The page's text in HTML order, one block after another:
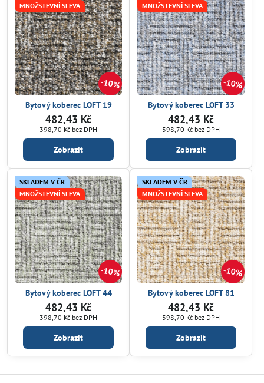
10%
MNOŽSTEVNÍ SLEVA
Bytový koberec LOFT 19
482,43 Kč
398,70 Kč bez DPH
Zobrazit
10%
MNOŽSTEVNÍ SLEVA
Bytový koberec LOFT 33
482,43 Kč
398,70 Kč bez DPH
Zobrazit
10%
SKLADEM V ČR
MNOŽSTEVNÍ SLEVA
Bytový koberec LOFT 44
482,43 Kč
398,70 Kč bez DPH
Zobrazit
10%
SKLADEM V ČR
MNOŽSTEVNÍ SLEVA
Bytový koberec LOFT 81
482,43 Kč
398,70 Kč bez DPH
Zobrazit